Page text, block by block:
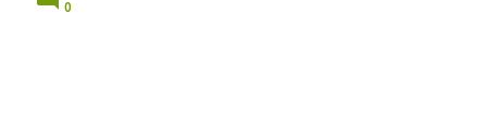
💥Lecția pe EduBoom:
0